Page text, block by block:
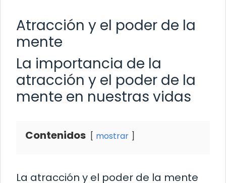
Atracción y el poder de la
mente
La importancia de la
atracción y el poder de la
mente en nuestras vidas
Contenidos mostrar
La atracción y el poder de la mente